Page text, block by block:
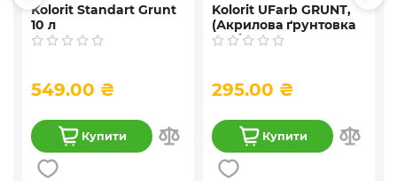
Kolorit Standart Grunt
10 л
549.00 ₴
Купити
Kolorit UFarb GRUNТ,
(Акрилова ґрунтовка
глибокого
295.00 ₴
Купити